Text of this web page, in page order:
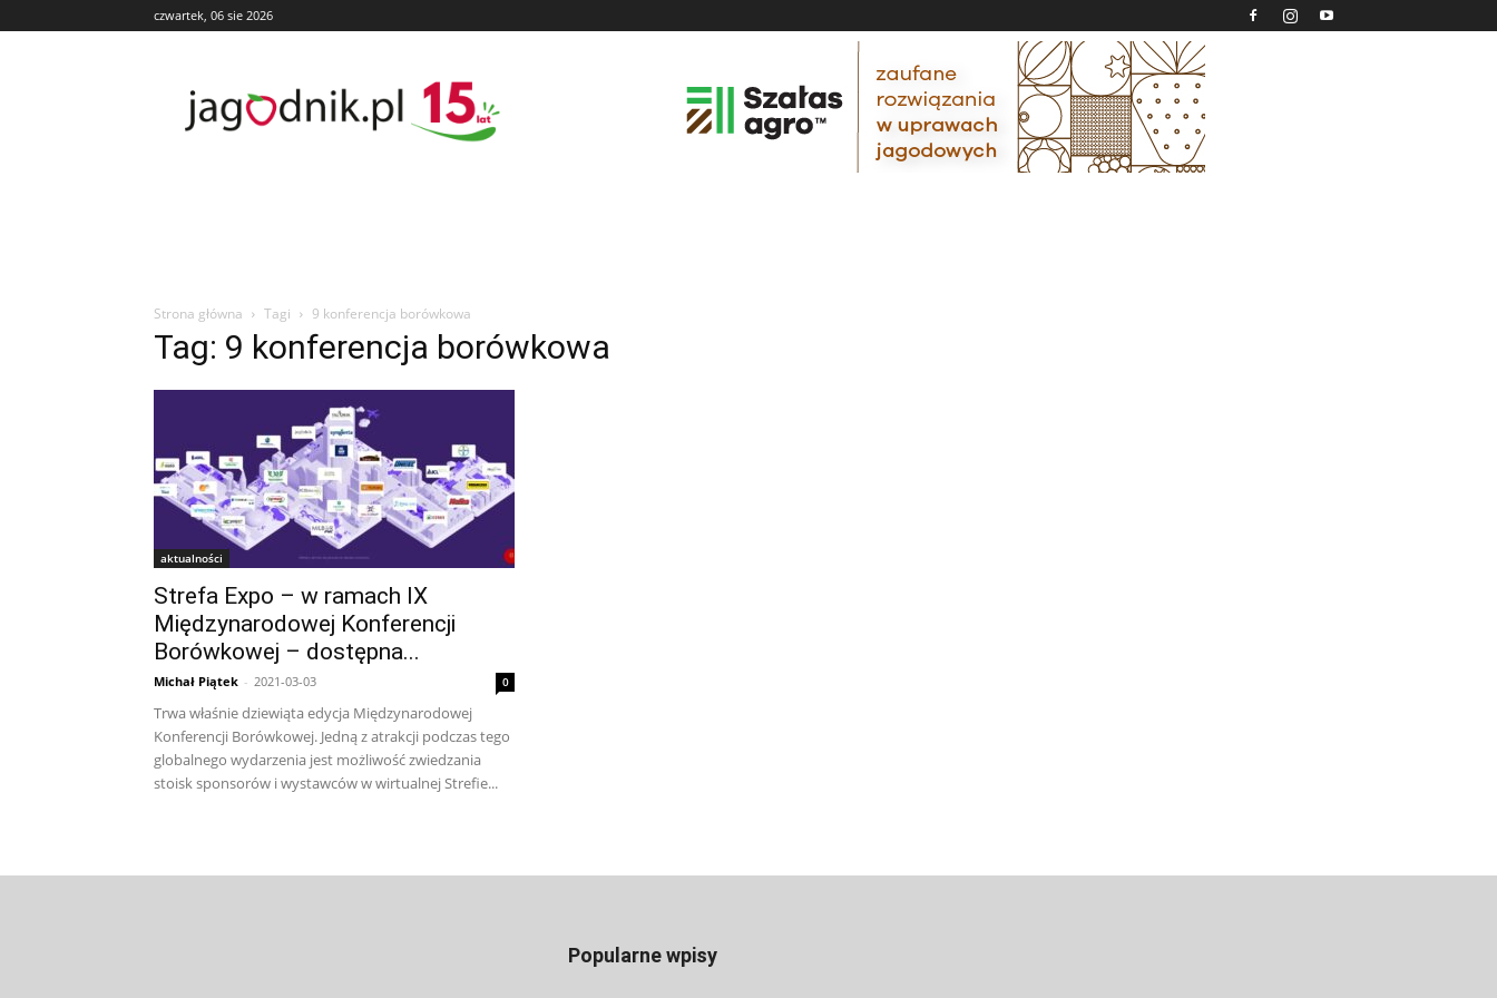
czwartek, 06 sie 2026
Strona główna Tagi 9 konferencja borówkowa
Tag: 9 konferencja borówkowa
aktualności
Strefa Expo – w ramach IX
Międzynarodowej Konferencji
Borówkowej – dostępna...
Michał Piątek - 2021-03-03 0
Trwa właśnie dziewiąta edycja Międzynarodowej
Konferencji Borówkowej. Jedną z atrakcji podczas tego
globalnego wydarzenia jest możliwość zwiedzania
stoisk sponsorów i wystawców w wirtualnej Strefie...
Popularne wpisy